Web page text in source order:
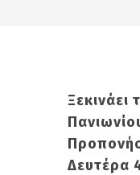
Ξεκινάει
Δευτέρα